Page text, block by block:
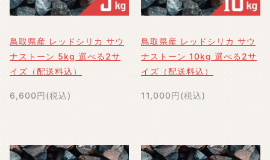
鳥取県産 レッドシリカ サウ
ナストーン 5kg 選べる2サ
イズ（配送料込）
6,600円(税込)
鳥取県産 レッドシリカ サウ
ナストーン 10kg 選べる2サ
イズ（配送料込）
11,000円(税込)